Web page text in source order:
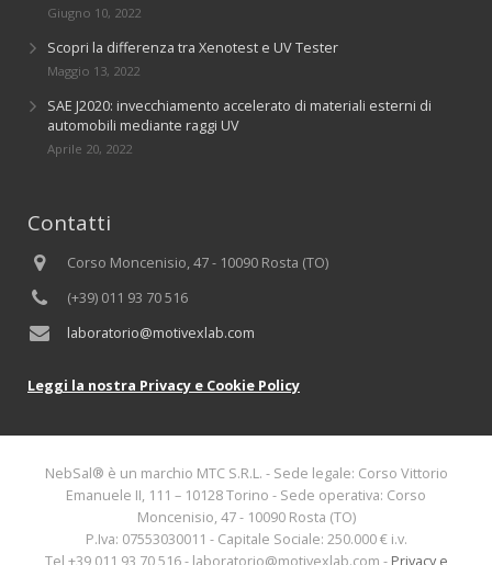
Giugno 10, 2022
Scopri la differenza tra Xenotest e UV Tester
Maggio 13, 2022
SAE J2020: invecchiamento accelerato di materiali esterni di
automobili mediante raggi UV
Aprile 20, 2022
Contatti
Corso Moncenisio, 47 - 10090 Rosta (TO)
(+39) 011 93 70 516
laboratorio@motivexlab.com
Leggi la nostra Privacy e Cookie Policy
NebSal® è un marchio MTC S.R.L. - Sede legale: Corso Vittorio
Emanuele II, 111 – 10128 Torino - Sede operativa: Corso
Moncenisio, 47 - 10090 Rosta (TO)
P.Iva: 07553030011 - Capitale Sociale: 250.000 € i.v.
Tel +39 011 93 70 516 - laboratorio@motivexlab.com - Privacy e